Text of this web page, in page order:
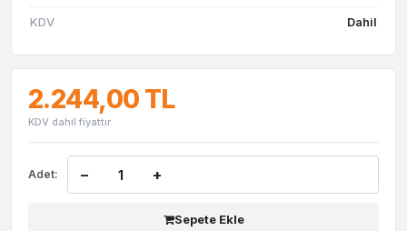
KDV Dahil
2.244,00 TL
KDV dahil fiyattır
Adet: − +
Sepete Ekle